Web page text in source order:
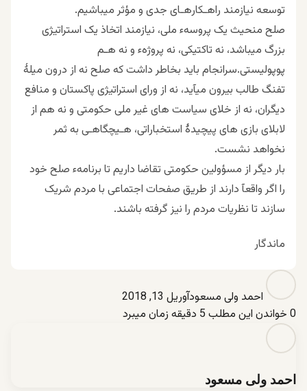
توسعه نیازمند راهـکارهـاى جدى و مؤثر میباشیم.
صلح منحیث یک پروسهء ملى، نیازمند اتخاذ یک استراتیژی
بزرگ میباشد، نه تاکتیکى، نه پروژهء و نه هـم
پوپولیستى.سرانجام باید بخاطر داشت که صلح نه از درون میلۀ
تفنگ طالب بیرون میآید، نه از ورای استراتیژی پاکستان و منافع
دیگران، نه از خلای سیاست های غیر ملی حکومتی و نه هم از
لابلای بازی های پیچیدۀ استخباراتی، هـیچگاهـى به ثمر
نخواهد نشست.
بار دیگر از مسؤولین حکومتى تقاضا داریم تا برنامهء صلح خود
را اگر واقعآ دارند از طریق صفحات اجتماعى با مردم شریک
سازند تا نظریات مردم را نیز گرفته باشند.
ماندگار
احمد ولی مسعودآوریل 13, 2018
0 خواندن این مطلب 5 دقیقه زمان میبرد
احمد ولی مسعود